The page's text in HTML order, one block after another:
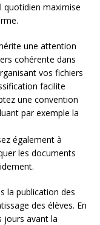
quotidien maximise
une attention
cohérente dans
vos fichiers
facilite
une convention
par exemple la
également à
les documents
la publication des
des élèves. En
jours avant la